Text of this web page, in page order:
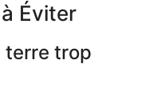
Éviter
terre trop